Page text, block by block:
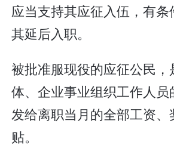
应当支持其应征入伍，有
其延后入职。
被批准服现役的应征公民，
体、企业事业组织工作人员
发给离职当月的全部工资
贴。